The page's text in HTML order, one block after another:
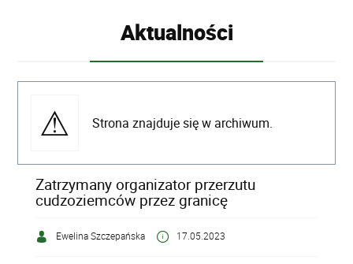
Aktualności
Strona znajduje się w archiwum.
Zatrzymany organizator przerzutu
cudzoziemców przez granicę
Ewelina Szczepańska 17.05.2023